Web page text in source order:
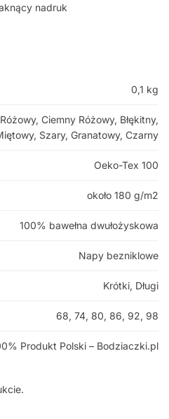
nadruk
0,1 kg
Różowy, Ciemny Różowy, Błękitny,
Szary, Granatowy, Czarny
Oeko-Tex 100
około 180 g/m2
100% bawełna dwułożyskowa
Napy bezniklowe
Krótki, Długi
68, 74, 80, 86, 92, 98
Produkt Polski – Bodziaczki.pl